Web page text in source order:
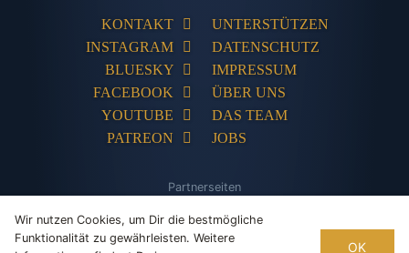
KONTAKT
INSTAGRAM
BLUESKY
FACEBOOK
YOUTUBE
PATREON
UNTERSTÜTZEN
DATENSCHUTZ
IMPRESSUM
ÜBER UNS
DAS TEAM
JOBS
Partnerseiten
Games Database
Tentakelvilla
Wir nutzen Cookies, um Dir die bestmögliche
Funktionalität zu gewährleisten. Weitere
OK